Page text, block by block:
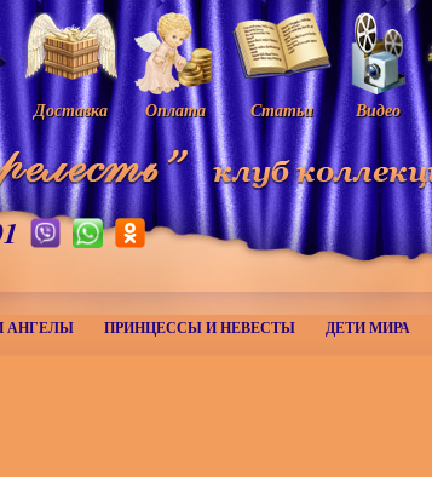
Доставка Оплата Статьи Видео
АНГЕЛЫ ПРИНЦЕССЫ И НЕВЕСТЫ ДЕТИ МИРА